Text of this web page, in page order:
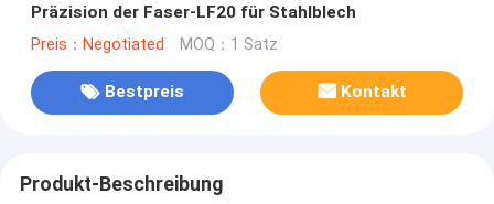
Präzision der Faser-LF20 für Stahlblech
Preis：Negotiated MOQ：1 Satz
Bestpreis Kontakt
Produkt-Beschreibung